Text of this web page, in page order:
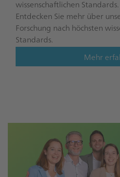
wissenschaftlichen Standards.
Entdecken Sie mehr über
Forschung nach höchsten
Standards.
Mehr